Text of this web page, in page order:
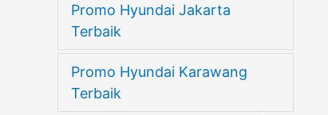
Promo Hyundai Jakarta
Terbaik
Promo Hyundai Karawang
Terbaik